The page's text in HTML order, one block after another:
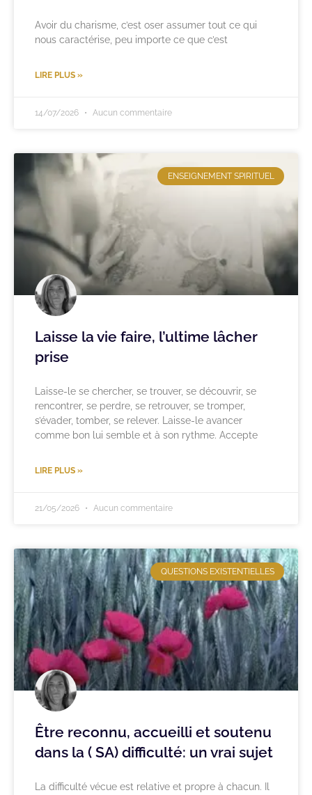
Avoir du charisme, c’est oser assumer tout ce qui
nous caractérise, peu importe ce que c’est
LIRE PLUS »
14/07/2026 Aucun commentaire
ENSEIGNEMENT SPIRITUEL
Laisse la vie faire, l’ultime lâcher
prise
Laisse-le se chercher, se trouver, se découvrir, se
rencontrer, se perdre, se retrouver, se tromper,
s’évader, tomber, se relever. Laisse-le avancer
comme bon lui semble et à son rythme. Accepte
LIRE PLUS »
21/05/2026 Aucun commentaire
QUESTIONS EXISTENTIELLES
Être reconnu, accueilli et soutenu
dans la ( SA) difficulté: un vrai sujet
La difficulté vécue est relative et propre à chacun. Il